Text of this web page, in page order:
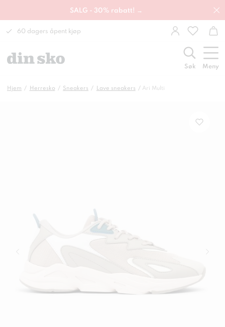
SALG - 30% rabatt! →
60 dagers åpent kjøp
Søk Meny
Hjem Herresko Sneakers Lave sneakers Ari Multi